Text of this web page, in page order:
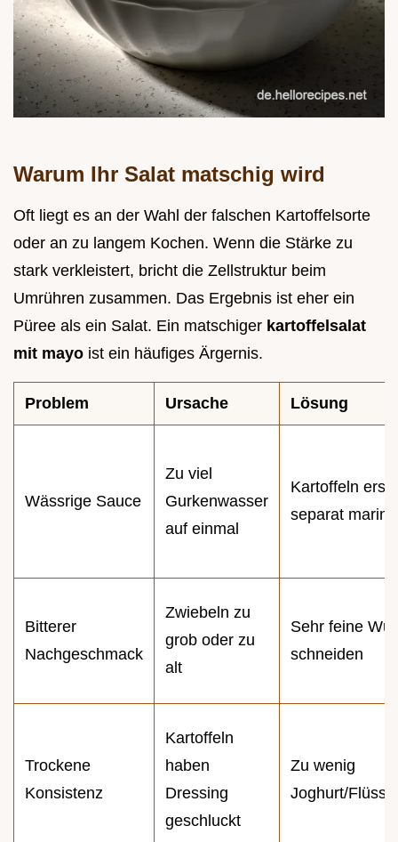
Warum Ihr Salat matschig wird
Oft liegt es an der Wahl der falschen Kartoffelsorte
oder an zu langem Kochen. Wenn die Stärke zu
stark verkleistert, bricht die Zellstruktur beim
Umrühren zusammen. Das Ergebnis ist eher ein
Püree als ein Salat. Ein matschiger kartoffelsalat
mit mayo ist ein häufiges Ärgernis.
Problem Ursache Lösung
Wässrige Sauce
Zu viel
Gurkenwasser
auf einmal
Kartoffeln erst
separat
Bitterer
Nachgeschmack
Zwiebeln zu
grob oder zu
alt
Sehr feine
schneiden
Trockene
Konsistenz
Kartoffeln
haben
Dressing
geschluckt
Zu wenig
Joghurt/